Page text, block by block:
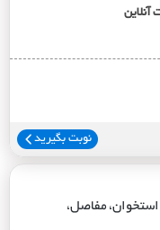
آنلاین
نوبت بگیرید
مفاصل،